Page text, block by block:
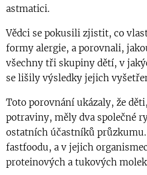
astmatici.
Vědci se pokusili zjistit, co
formy alergie, a porovnali,
všechny tři skupiny dětí, v
se lišily výsledky jejich
Toto porovnání ukázaly, že
potraviny, měly dva společné
ostatních účastníků
fastfoodu, a v jejich
proteinových a tukových